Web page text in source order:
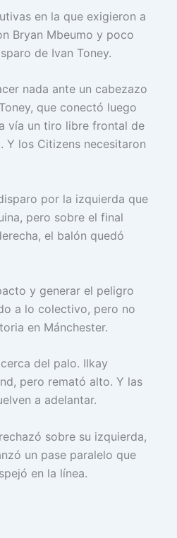
en la que exigieron a
Bryan Mbeumo y poco
de Ivan Toney.
nada ante un cabezazo
que conectó luego
vía un tiro libre frontal de
Y los Citizens necesitaron
por la izquierda que
pero sobre el final
el balón quedó
y generar el peligro
a lo colectivo, pero no
en Mánchester.
del palo. Ilkay
pero remató alto. Y las
a adelantar.
sobre su izquierda,
un pase paralelo que
en la línea.